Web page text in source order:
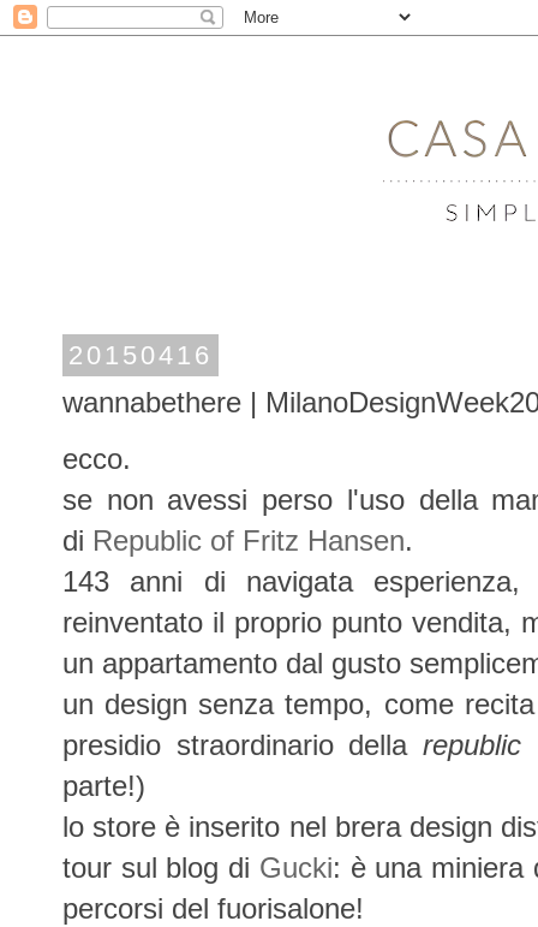
20150416
wannabethere |
ecco.
se non avessi perso l'uso della
di Republic of Fritz Hansen.
143 anni di navigata
reinventato il proprio punto vendita,
un appartamento dal gusto
un design senza tempo, come
presidio straordinario della republic
parte!)
lo store è inserito nel brera design
tour sul blog di Gucki: è una miniera
percorsi del fuorisalone!